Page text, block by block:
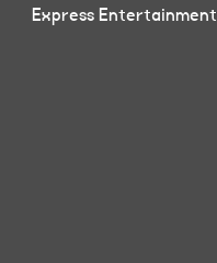
Express Entertainment